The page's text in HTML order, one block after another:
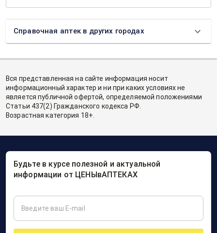
Справочная аптек в других городах
Вся представленная на сайте информация носит
информационный характер и ни при каких условиях не
является публичной офертой, определяемой положениями
Статьи 437(2) Гражданского кодекса РФ.
Возрастная категория 18+.
Будьте в курсе полезной и актуальной
информации от ЦЕНЫвАПТЕКАХ